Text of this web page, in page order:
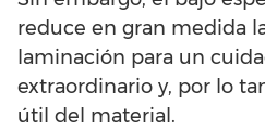
reduce en gran medida
laminación para un
extraordinario y, por lo
útil del material.